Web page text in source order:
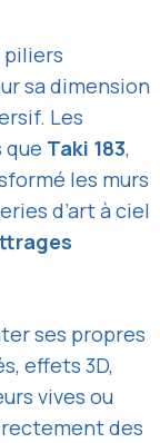
piliers
sa dimension
Les
que Taki 183,
les murs
d’art à ciel
ses propres
effets 3D,
vives ou
des